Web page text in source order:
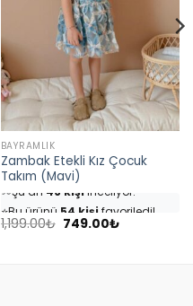
BAYRAMLIK
Zambak Etekli Kız Çocuk
Takım (Mavi)
👀Şu an46 kişi
Bu ürünü 54 kişi
favoriledi!
🛒25 kişisepetine ekledi!
1,199.00₺ Orijinal
749.00₺Şu